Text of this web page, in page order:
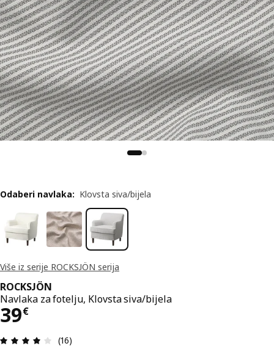
Više iz serije ROCKSJÖN serija
ROCKSJÖN
Navlaka za fotelju, Klovsta siva/bijela
39€
Cijena 39€
Ocjena i recenzija: 4 od 5 zvjezdica. Ukupno
(16)
Odaberi navlaka: Klovsta siva/bijela